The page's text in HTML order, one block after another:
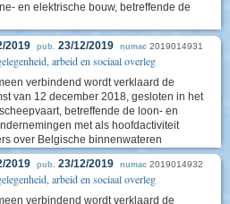
en elektrische bouw, betreffende de
2019 pub. 23/12/2019 numac 2019014931
arbeid en sociaal overleg
verbindend wordt verklaard de
van 12 december 2018, gesloten in het
betreffende de loon- en
met als hoofdactiviteit
over Belgische binnenwateren
2019 pub. 23/12/2019 numac 2019014932
arbeid en sociaal overleg
verbindend wordt verklaard de